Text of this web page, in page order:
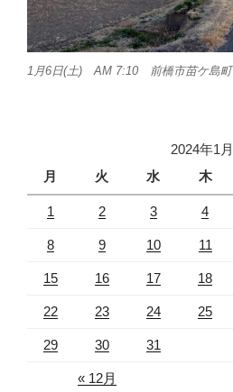
1月6日(土) AM 7:10 前橋市苗ケ島町
2024年1月
月
火 水 木
1 2 3 4
8 9 10 11
15 16 17 18
22 23 24 25
29 30 31
« 12月